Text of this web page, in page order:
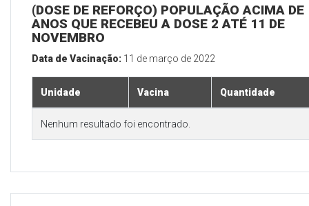
(DOSE DE REFORÇO) POPULAÇÃO ACIMA DE
ANOS QUE RECEBEU A DOSE 2 ATÉ 11 DE
NOVEMBRO
Data de Vacinação: 11 de março de 2022
Unidade Vacina Quantidade
Nenhum resultado foi encontrado.